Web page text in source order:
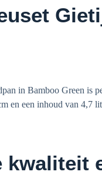
in Bamboo Green is
en een inhoud van 4,7
kwaliteit